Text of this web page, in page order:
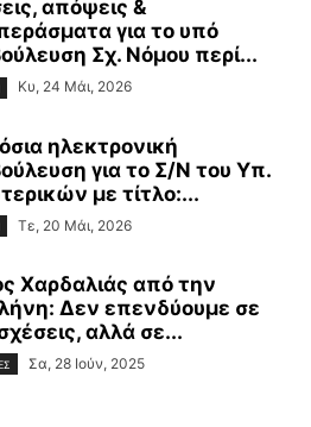
απόψεις &
για το υπό
Σχ. Νόμου περί...
Κυ, 24 Μάι, 2026
ηλεκτρονική
για το Σ/Ν του Υπ.
με τίτλο:...
Τε, 20 Μάι, 2026
Χαρδαλιάς από την
Δεν επενδύουμε σε
αλλά σε...
Σα, 28 Ιούν, 2025